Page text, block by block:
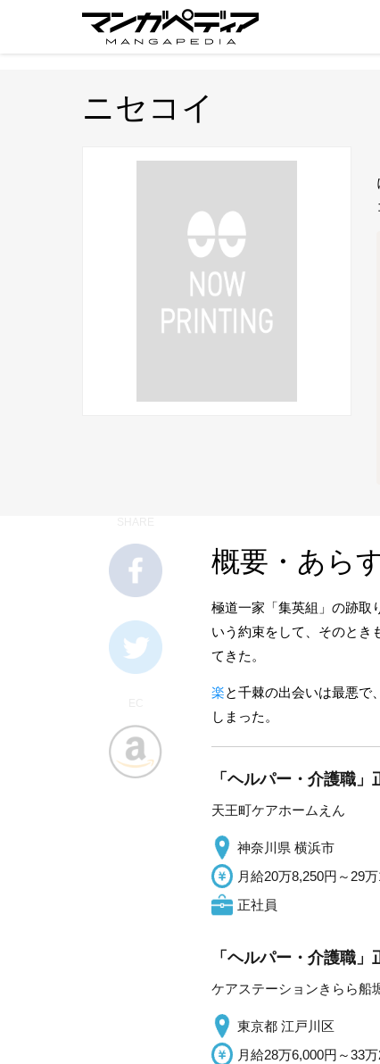
ニセコイ
概要・あら
極道一家「集英組」の跡取
いう約束をして、そのとき
てきた。
楽と千棘の出会いは最悪で
しまった。
「ヘルパー・介護職
天王町ケアホームえん
神奈川県 横浜市
月給20万8,250円～29
正社員
「ヘルパー・介護職
ケアステーションきらら船
東京都 江戸川区
月給28万6,000円～33